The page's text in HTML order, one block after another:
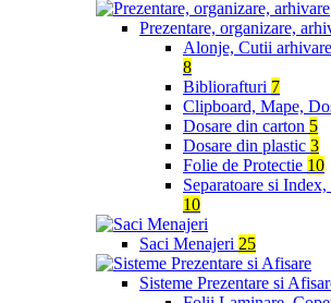
Prezentare, organizare,
Alonje, Cutii
8
Bibliorafturi 7
Clipboard, Mape,
Dosare din carton 5
Dosare din plastic 3
Folie de Protectie 10
Separatoare si
10
Saci Menajeri 25
Sisteme Prezentare si